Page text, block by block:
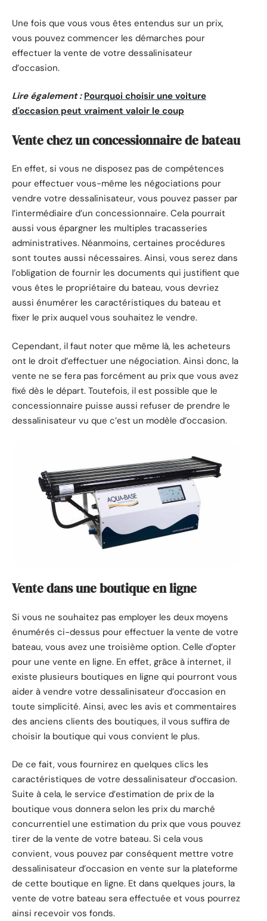
Une fois que vous vous êtes entendus sur un prix,
vous pouvez commencer les démarches pour
effectuer la vente de votre dessalinisateur
d’occasion.
Lire également : Pourquoi choisir une voiture
d'occasion peut vraiment valoir le coup
Vente chez un concessionnaire de bateau
En effet, si vous ne disposez pas de compétences
pour effectuer vous-même les négociations pour
vendre votre dessalinisateur, vous pouvez passer par
l’intermédiaire d’un concessionnaire. Cela pourrait
aussi vous épargner les multiples tracasseries
administratives. Néanmoins, certaines procédures
sont toutes aussi nécessaires. Ainsi, vous serez dans
l’obligation de fournir les documents qui justifient que
vous êtes le propriétaire du bateau, vous devriez
aussi énumérer les caractéristiques du bateau et
fixer le prix auquel vous souhaitez le vendre.
Cependant, il faut noter que même là, les acheteurs
ont le droit d’effectuer une négociation. Ainsi donc, la
vente ne se fera pas forcément au prix que vous avez
fixé dès le départ. Toutefois, il est possible que le
concessionnaire puisse aussi refuser de prendre le
dessalinisateur vu que c’est un modèle d’occasion.
Vente dans une boutique en ligne
Si vous ne souhaitez pas employer les deux moyens
énumérés ci-dessus pour effectuer la vente de votre
bateau, vous avez une troisième option. Celle d’opter
pour une vente en ligne. En effet, grâce à internet, il
existe plusieurs boutiques en ligne qui pourront vous
aider à vendre votre dessalinisateur d’occasion en
toute simplicité. Ainsi, avec les avis et commentaires
des anciens clients des boutiques, il vous suffira de
choisir la boutique qui vous convient le plus.
De ce fait, vous fournirez en quelques clics les
caractéristiques de votre dessalinisateur d’occasion.
Suite à cela, le service d’estimation de prix de la
boutique vous donnera selon les prix du marché
concurrentiel une estimation du prix que vous pouvez
tirer de la vente de votre bateau. Si cela vous
convient, vous pouvez par conséquent mettre votre
dessalinisateur d’occasion en vente sur la plateforme
de cette boutique en ligne. Et dans quelques jours, la
vente de votre bateau sera effectuée et vous pourrez
ainsi recevoir vos fonds.